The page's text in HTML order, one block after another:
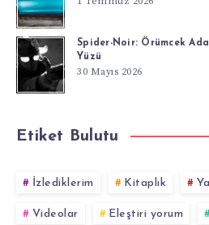
Spider-Noir: Örümcek
Yüzü
30 Mayıs 2026
Etiket Bulutu
İzlediklerim Kitaplık
Videolar Eleştiri yorum